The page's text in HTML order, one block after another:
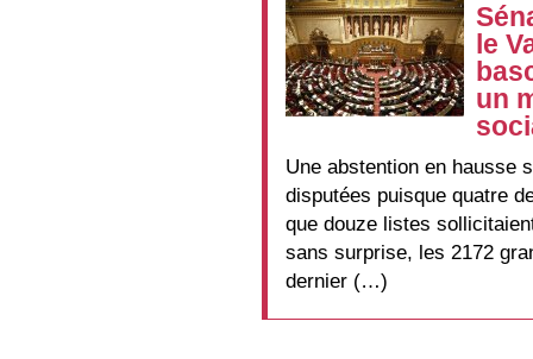
le
un
Une abstention en hausse
disputées puisque quatre
que douze listes
sans surprise, les 2172
dernier (…)